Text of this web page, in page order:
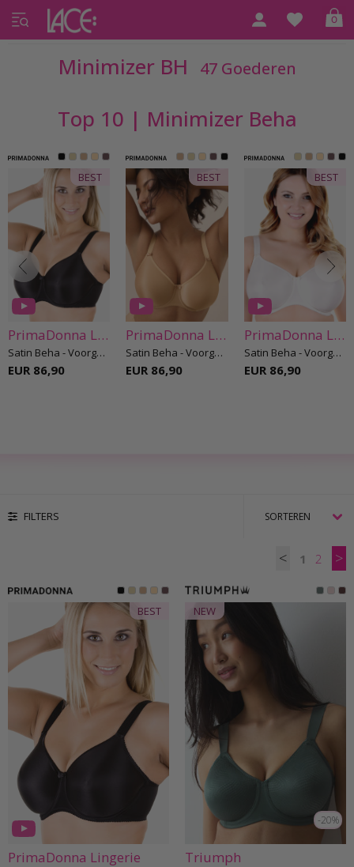
0
Home BH Minimizer BH
Minimizer BH 47 Goederen
Top 10 | Minimizer Beha
BEST
PrimaDonna Lingerie
Satin Beha - Voorgevormde cups D-H cup
EUR 86,90
BEST
PrimaDonna Lingerie
Satin Beha - Voorgevormde cups D-H cup
EUR 86,90
BEST
PrimaDonna Lingerie
Satin Beha - Voorgevormde cups D-H cup
EUR 86,90
FILTERS
< 1 2 >
BEST
PrimaDonna Lingerie
-20%
NEW
Triumph